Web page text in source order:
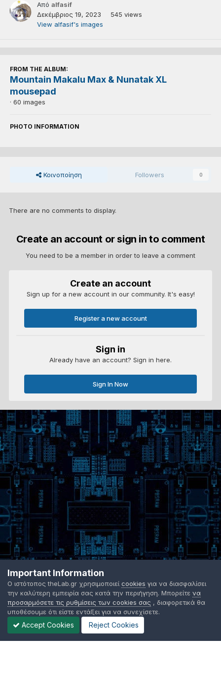
Από alfasif
Δεκέμβριος 19, 2023
545 views
View alfasif's images
FROM THE ALBUM:
Mountain Makalu Max & Nunatak XL
mousepad
· 60 images
PHOTO INFORMATION
Κοινοποίηση Followers 0
There are no comments to display.
Create an account or sign in to comment
You need to be a member in order to leave a comment
Create an account
Sign up for a new account in our community. It's easy!
Register a new account
Sign in
Already have an account? Sign in here.
Sign In Now
Important Information
Ο ιστότοπος theLab.gr χρησιμοποιεί cookies για να διασφαλίσει
την καλύτερη εμπειρία σας κατά την περιήγηση. Μπορείτε να
προσαρμόσετε τις ρυθμίσεις των cookies σας , διαφορετικά θα
υποθέσουμε ότι είστε εντάξει για να συνεχίσετε.
Accept Cookies Reject Cookies